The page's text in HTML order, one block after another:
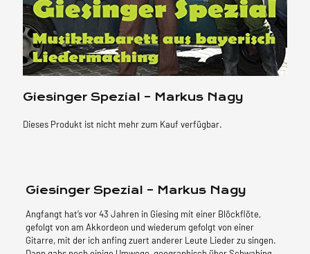
Giesinger Spezial – Markus Nagy
Dieses Produkt ist nicht mehr zum Kauf verfügbar.
Giesinger Spezial – Markus Nagy
Angfangt hat’s vor 43 Jahren in Giesing mit einer Blöckflöte,
gefolgt von am Akkordeon und wiederum gefolgt von einer
Gitarre, mit der ich anfing zuert anderer Leute Lieder zu singen.